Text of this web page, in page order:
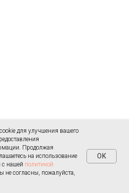
для улучшения вашего
Продолжая
на использование
с нашей политикой
не согласны, пожалуйста,
OK